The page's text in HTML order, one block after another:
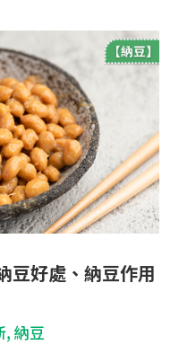
豆好處、納豆作用
,納豆